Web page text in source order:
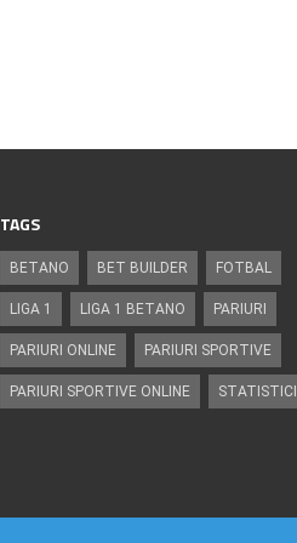
TAGS
BETANO BET BUILDER FOTBAL
LIGA 1 LIGA 1 BETANO PARIURI
PARIURI ONLINE PARIURI SPORTIVE
PARIURI SPORTIVE ONLINE STATISTICI